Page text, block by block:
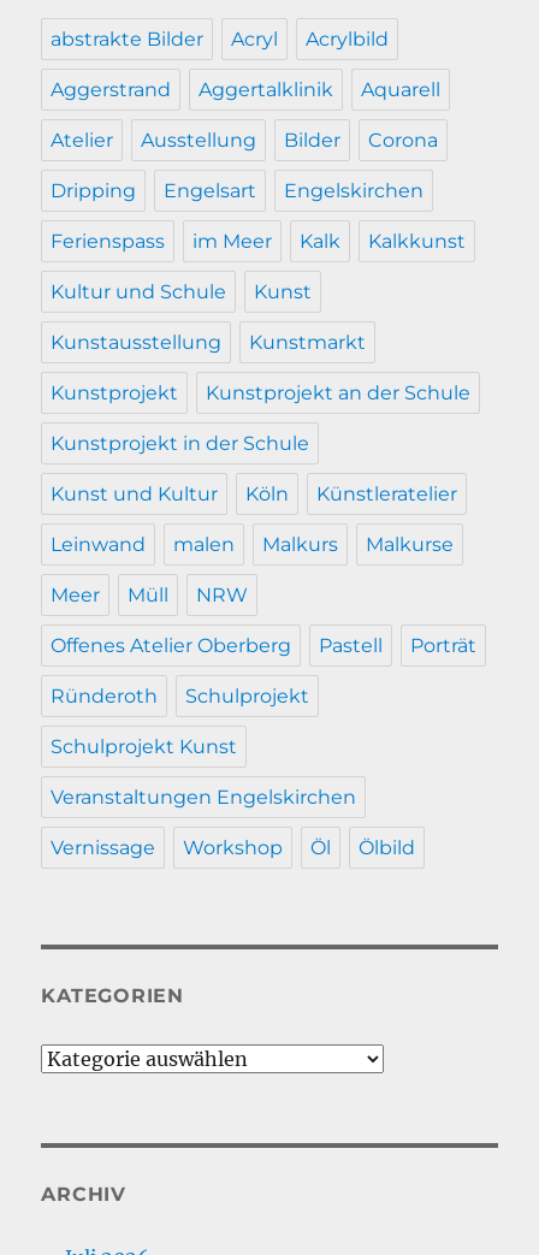
abstrakte Bilder Acryl Acrylbild
Aggerstrand Aggertalklinik Aquarell
Atelier Ausstellung Bilder Corona
Dripping Engelsart Engelskirchen
Ferienspass im Meer Kalk Kalkkunst
Kultur und Schule Kunst
Kunstausstellung Kunstmarkt
Kunstprojekt Kunstprojekt an der Schule
Kunstprojekt in der Schule
Kunst und Kultur Köln Künstleratelier
Leinwand malen Malkurs Malkurse
Meer Müll NRW
Offenes Atelier Oberberg Pastell Porträt
Ründeroth Schulprojekt
Schulprojekt Kunst
Veranstaltungen Engelskirchen
Vernissage Workshop Öl Ölbild
KATEGORIEN
Kategorien
ARCHIV